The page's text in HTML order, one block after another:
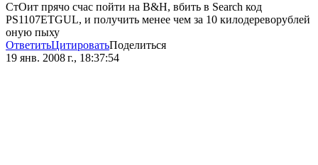
СтОит прячо счас пойти на B&H, вбить в Search код
PS1107ETGUL, и получить менее чем за 10 килодереворублей
оную пыху
ОтветитьЦитироватьПоделиться
19 янв. 2008 г., 18:37:54